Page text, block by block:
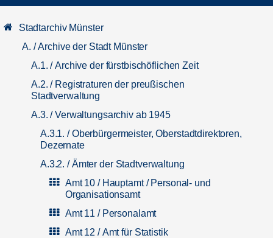
Stadtarchiv Münster
A. / Archive der Stadt Münster
A.1. / Archive der fürstbischöflichen Zeit
A.2. / Registraturen der preußischen
Stadtverwaltung
A.3. / Verwaltungsarchiv ab 1945
A.3.1. / Oberbürgermeister, Oberstadtdirektoren,
Dezernate
A.3.2. / Ämter der Stadtverwaltung
Amt 10 / Hauptamt / Personal- und
Organisationsamt
Amt 11 / Personalamt
Amt 12 / Amt für Statistik